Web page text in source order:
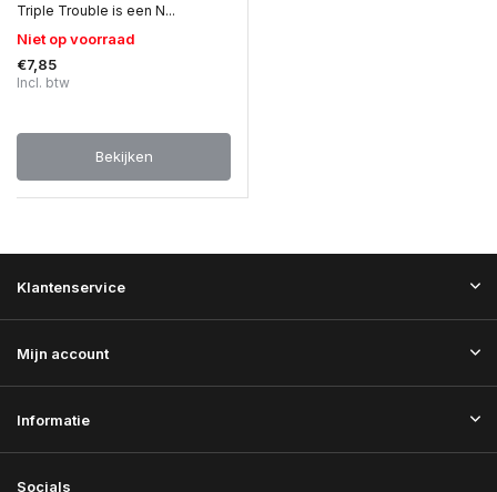
Triple Trouble is een N...
Niet op voorraad
€7,85
Incl. btw
Bekijken
Klantenservice
Mijn account
Informatie
Socials